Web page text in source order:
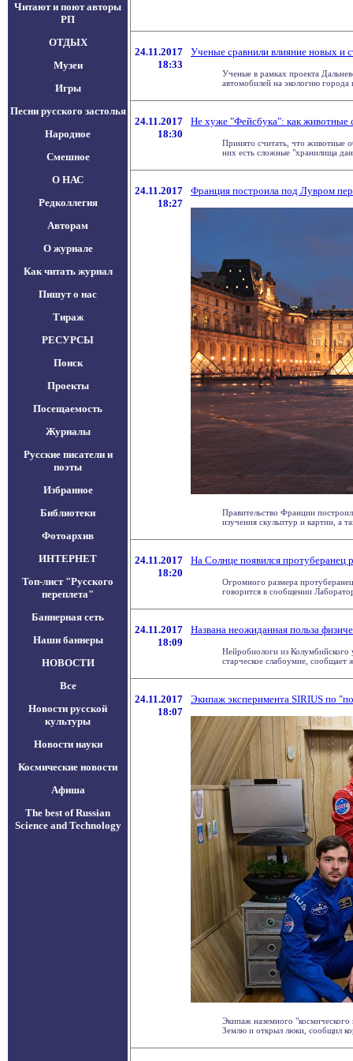
Читают и поют авторы
РП
ОТДЫХ
Музеи
Игры
Песни русского застолья
Народное
Смешное
О НАС
Редколлегия
Авторам
О журнале
Как читать журнал
Пишут о нас
Тираж
РЕСУРСЫ
Поиск
Проекты
Посещаемость
Журналы
Русские писатели и
поэты
Избранное
Библиотеки
Фотоархив
ИНТЕРНЕТ
Топ-лист "Русского
переплета"
Баннерная сеть
Наши баннеры
НОВОСТИ
Все
Новости русской
культуры
Новости науки
Космические новости
Афиша
The best of Russian
Science and Technology
24.11.2017
18:33
Ученые сравнили влияние новых и
Ученые в рамках проекта
автомобилей на экологию
24.11.2017
18:30
Не хуже "Фейсбука": как животные
Принято считать, что животные
них есть сложные "хранилища
24.11.2017
18:27
Франция построила под Лувром
Правительство Франции
изучения скульптур и картин, а
24.11.2017
18:20
На Солнце появился протуберанец
Огромного размера
говорится в сообщении
24.11.2017
18:09
Названа неожиданная польза
Нейробиологи из
старческое слабоумие, сообщает
24.11.2017
18:07
Экипаж эксперимента SIRIUS по
Экипаж наземного
Землю и открыл люки, сообщил